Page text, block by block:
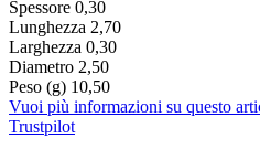
Spessore 0,30
Lunghezza 2,70
Larghezza 0,30
Diametro 2,50
Peso (g) 10,50
Vuoi più informazioni su questo
Trustpilot